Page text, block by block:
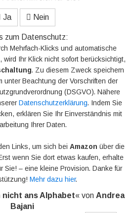
Ja Nein
zum Datenschutz:
Mehrfach-Klicks und automatische
wird Ihr Klick nicht sofort berücksichtigt,
. Zu diesem Zweck speichern
unter Beachtung der Vorschriften der
(DSGVO). Nähere
Datenschutzerklärung. Indem Sie
erklären Sie Ihr Einverständnis mit
Ihrer Daten.
Links, um sich bei Amazon über die
wenn Sie dort etwas kaufen, erhalte
Sie! – eine kleine Provision. Danke für
Mehr dazu hier.
nicht ans Alphabet« von Andrea
Bajani